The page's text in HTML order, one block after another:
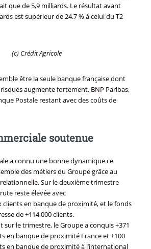
que de 5,9 milliards. Le résultat avant
est supérieur de 24.7 % à celui du T2
(c) Crédit Agricole
être la seule banque française dont
augmente fortement. BNP Paribas,
Postale restant avec des coûts de
soutenue
a connu une bonne dynamique ce
des métiers du Groupe grâce au
Sur le deuxième trimestre
reste élevée avec
clients en banque de proximité, et le fonds
de +114 000 clients.
sur le trimestre, le Groupe a conquis +371
en banque de proximité France et +100
en banque de proximité à l’international